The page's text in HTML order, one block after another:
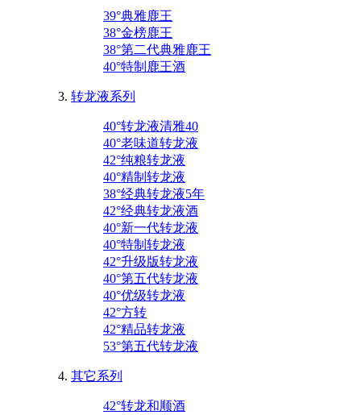
39°典雅鹿王
38°金榜鹿王
38°第二代典雅鹿王
40°特制鹿王酒
转龙液系列
40°转龙液清雅40
40°老味道转龙液
42°纯粮转龙液
40°精制转龙液
38°经典转龙液5年
42°经典转龙液酒
40°新一代转龙液
40°特制转龙液
42°升级版转龙液
40°第五代转龙液
40°优级转龙液
42°方转
42°精品转龙液
53°第五代转龙液
其它系列
42°转龙和顺酒